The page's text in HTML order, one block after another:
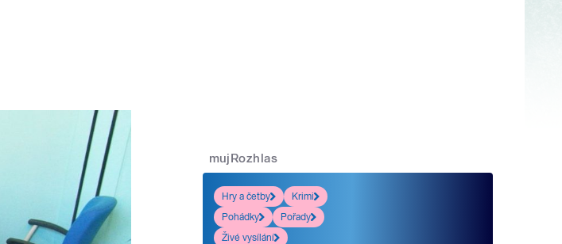
mujRozhlas
Hry a četby
Krimi
Pohádky
Pořady
Živé vysílání